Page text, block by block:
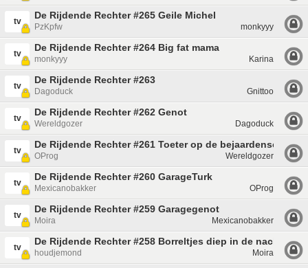
tv
De Rijdende Rechter #265 Geile Michel
PzKpfw monkyyy
tv
De Rijdende Rechter #264 Big fat mama
monkyyy Karina
tv
De Rijdende Rechter #263
Dagoduck Gnittoo
tv
De Rijdende Rechter #262 Genot
Wereldgozer Dagoduck
tv
De Rijdende Rechter #261 Toeter op de bejaardenscooter
OProg Wereldgozer
tv
De Rijdende Rechter #260 GarageTurk
Mexicanobakker OProg
tv
De Rijdende Rechter #259 Garagegenot
Moira Mexicanobakker
tv
De Rijdende Rechter #258 Borreltjes diep in de nacht
houdjemond Moira